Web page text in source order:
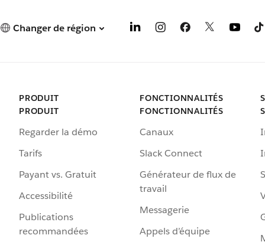
Changer de région
PRODUIT
PRODUIT
Regarder la démo
Tarifs
Payant vs. Gratuit
Accessibilité
Publications
recommandées
FONCTIONNALITÉS
FONCTIONNALITÉS
Canaux
Slack Connect
Générateur de flux de
travail
Messagerie
Appels d’équipe